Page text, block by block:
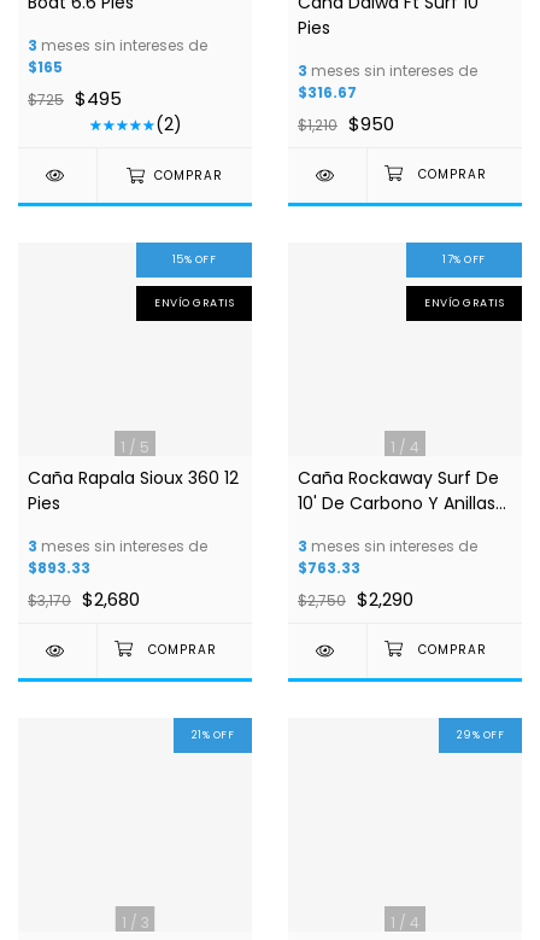
3 meses sin intereses de
$165
$725 $495
(2)
COMPRAR
Pies
3 meses sin intereses de
$316.67
$1,210 $950
1 / 5
15% OFF
ENVÍO GRATIS
Caña Rapala Sioux 360 12
Pies
3 meses sin intereses de
$893.33
$3,170 $2,680
1 / 4
17%OFF
ENVÍO GRATIS
Caña Rockaway Surf De
10' De Carbono Y Anillas
3 meses sin intereses de
$763.33
$2,750 $2,290
1 / 3
21 % OFF
1 / 4
29% OFF